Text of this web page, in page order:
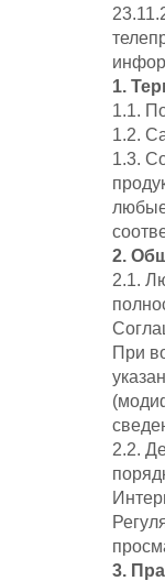
1.
1.1.
1.2.
1.3.
2.
2.1.
При
2.2.
3.